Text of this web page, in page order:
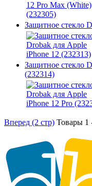
Защитное стекло
Защитное стекло
(232314)
Вперед (2 стр) Товары 1